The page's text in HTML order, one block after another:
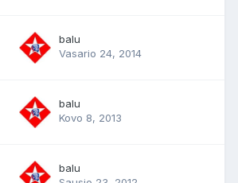
balu
Vasario 24, 2014
balu
Kovo 8, 2013
balu